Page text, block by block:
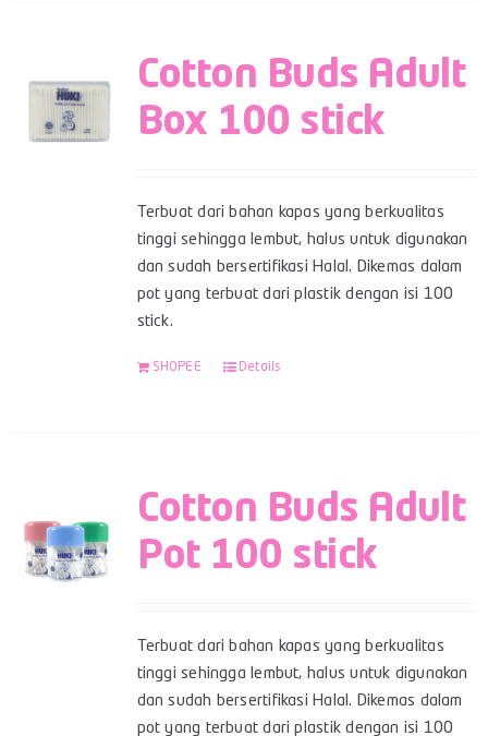
Cotton Buds Adult
Box 100 stick
Terbuat dari bahan kapas yang berkualitas
tinggi sehingga lembut, halus untuk digunakan
dan sudah bersertifikasi Halal. Dikemas dalam
pot yang terbuat dari plastik dengan isi 100
stick.
SHOPEE Details
Cotton Buds Adult
Pot 100 stick
Terbuat dari bahan kapas yang berkualitas
tinggi sehingga lembut, halus untuk digunakan
dan sudah bersertifikasi Halal. Dikemas dalam
pot yang terbuat dari plastik dengan isi 100